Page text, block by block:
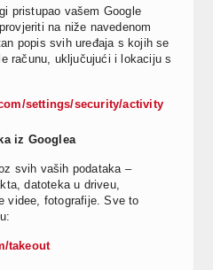
pristupao vašem Google
na niže navedenom
popis svih uređaja s kojih se
računu, uključujući i lokaciju s
settings/security/activity
iz Googlea
svih vaših podataka –
datoteka u driveu,
videe, fotografije. Sve to
takeout